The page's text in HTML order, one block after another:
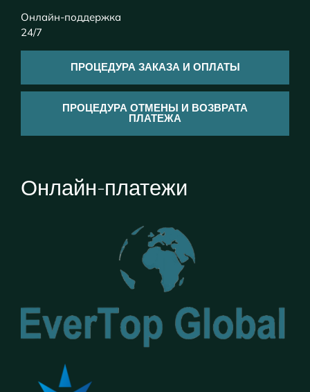
Онлайн-поддержка
24/7
ПРОЦЕДУРА ЗАКАЗА И ОПЛАТЫ
ПРОЦЕДУРА ОТМЕНЫ И ВОЗВРАТА
ПЛАТЕЖА
Онлайн-платежи